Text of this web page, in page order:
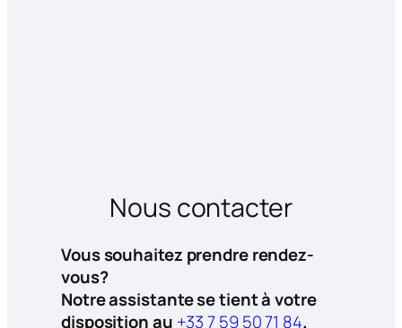
Nous contacter
Vous souhaitez prendre rendez-
vous?
Notre assistante se tient à votre
disposition au +33 7 59 50 71 84.